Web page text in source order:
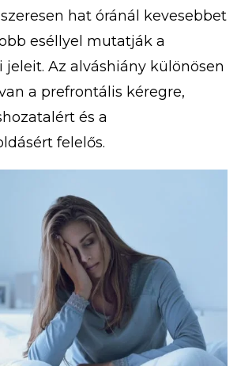
hat óránál kevesebbet
eséllyel mutatják a
Az alváshiány különösen
a prefrontális kéregre,
és a
felelős.